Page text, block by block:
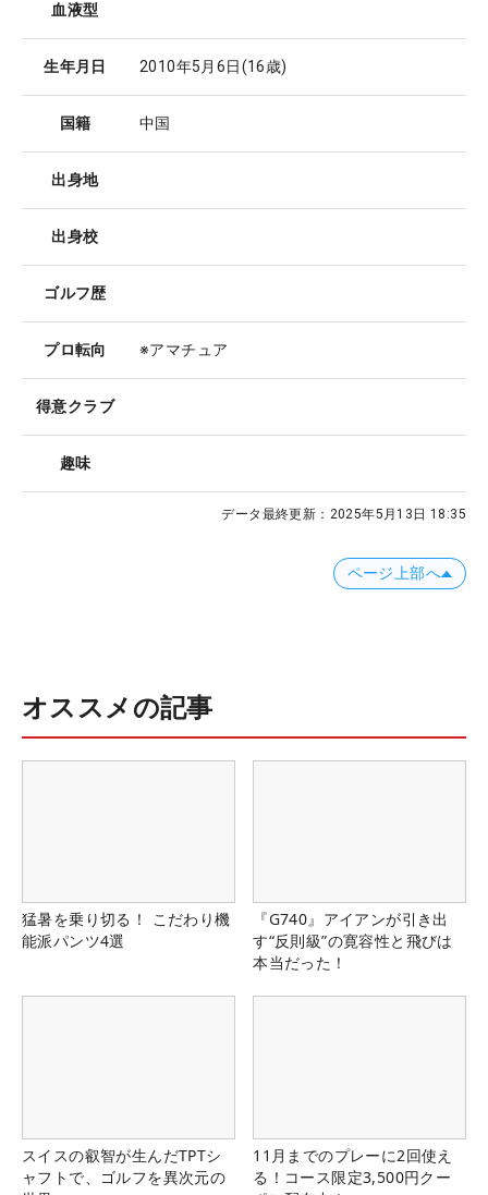
血液型
生年月日 2010年5月6日(16歳)
国籍 中国
出身地
出身校
ゴルフ歴
プロ転向 ※アマチュア
得意クラブ
趣味
データ最終更新： 2025年5月13日 18:35
ページ上部へ
オススメの記事
猛暑を乗り切る！ こだわり機
能派パンツ4選
『G740』アイアンが引き出
す“反則級”の寛容性と飛びは
本当だった！
スイスの叡智が生んだTPTシ
ャフトで、ゴルフを異次元の
11月までのプレーに2回使え
る！コース限定3,500円クー